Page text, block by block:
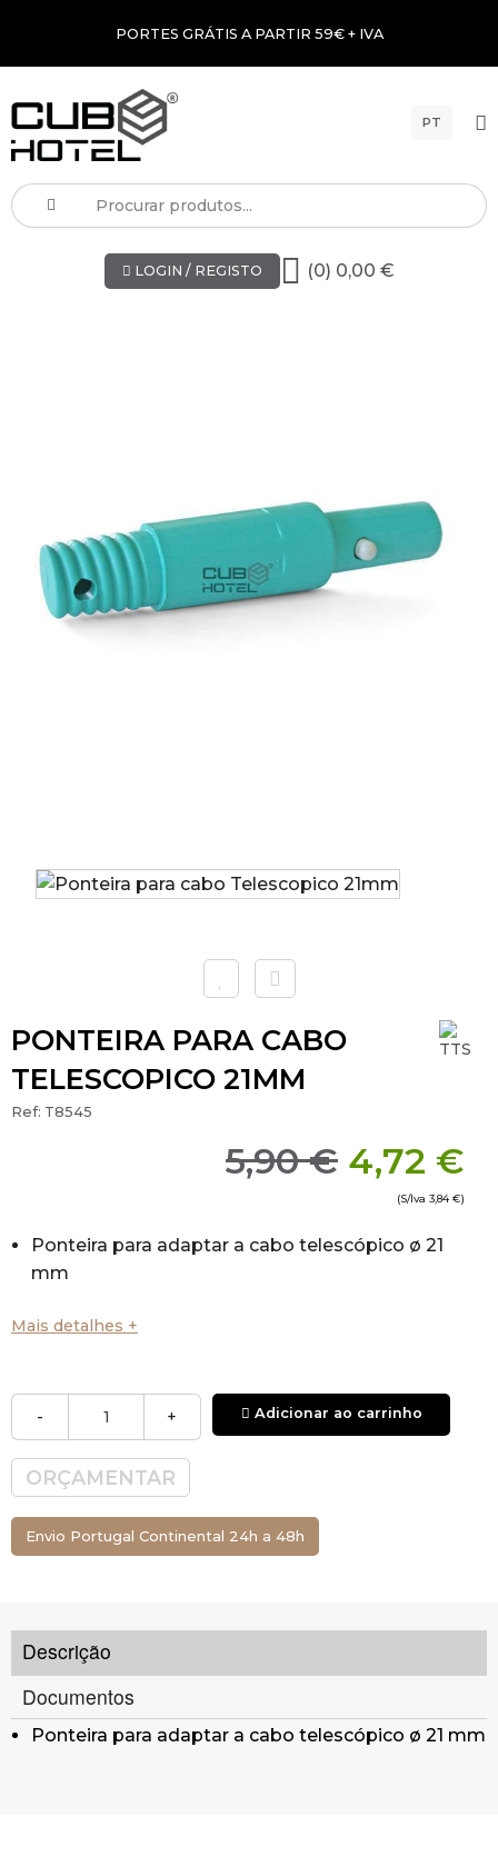
PORTES GRÁTIS A PARTIR 59€ + IVA
PT
LOGIN / REGISTO (0) 0,00 €
PONTEIRA PARA CABO
TELESCOPICO 21MM
Ref: T8545
5,90 € 4,72 €
(S/Iva 3,84 €)
Ponteira para adaptar a cabo telescópico ø 21
mm
Mais detalhes +
- + Adicionar ao carrinho
ORÇAMENTAR
Envio Portugal Continental 24h a 48h
Descrição
Documentos
Ponteira para adaptar a cabo telescópico ø 21 mm